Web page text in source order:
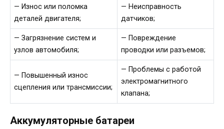
— Износ или поломка
деталей двигателя;
— Неисправность
датчиков;
— Загрязнение систем и
узлов автомобиля;
— Повреждение
проводки или разъемов;
— Повышенный износ
сцепления или трансмиссии;
— Проблемы с работой
электромагнитного
клапана;
Аккумуляторные батареи